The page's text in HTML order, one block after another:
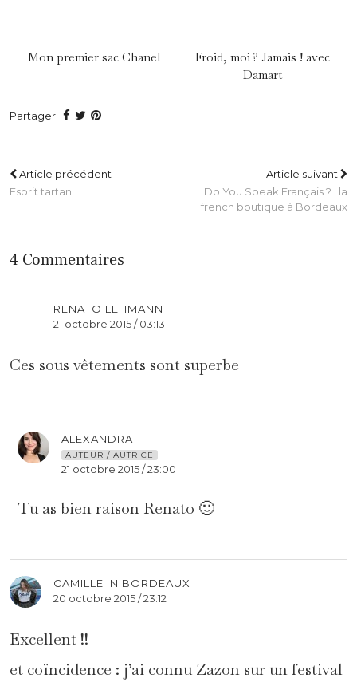
Mon premier sac Chanel
Froid, moi ? Jamais ! avec
Damart
Partager:
Article précédent
Esprit tartan
Article suivant
Do You Speak Français ? : la
french boutique à Bordeaux
4 Commentaires
RENATO LEHMANN
21 octobre 2015 / 03:13
Ces sous vêtements sont superbe
ALEXANDRA
AUTEUR / AUTRICE
21 octobre 2015 / 23:00
Tu as bien raison Renato 🙂
CAMILLE IN BORDEAUX
20 octobre 2015 / 23:12
Excellent !!
et coïncidence : j’ai connu Zazon sur un festival